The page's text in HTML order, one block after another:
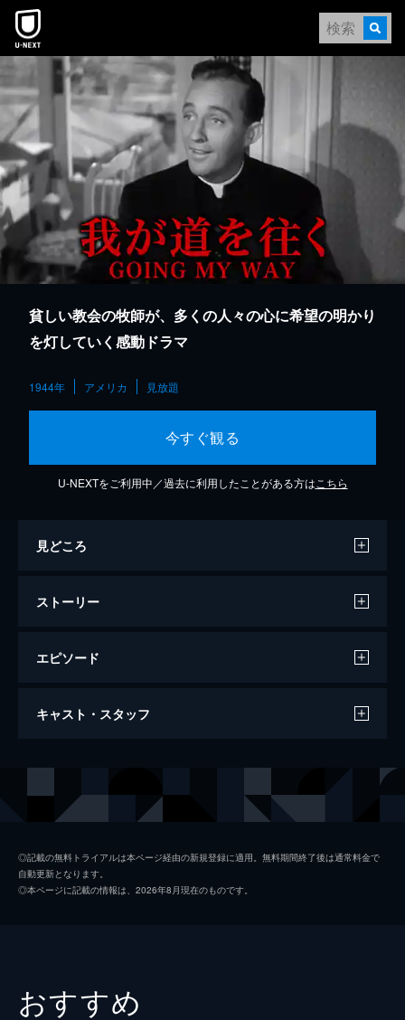
本文へスキップ
貧しい教会の牧師が、多くの人々の心に希望の明かり
を灯していく感動ドラマ
1944年 アメリカ 見放題
今すぐ観る
U-NEXTをご利用中／過去に利用したことがある方は こちら
見どころ
ストーリー
エピソード
我が道を往く
キャスト・スタッフ
バリー・フィッツジェラルド
◎記載の無料トライアルは本ページ経由の新規登録に適用。無料期間終了後は通常料金で
自動更新となります。
◎本ページに記載の情報は、2026年8月現在のものです。
おすすめ